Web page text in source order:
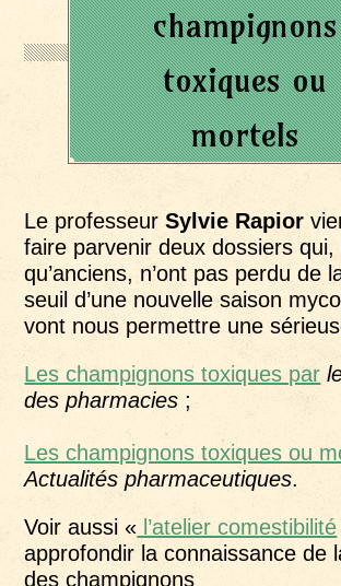
champignons
toxiques ou
mortels
Le professeurSylvie Rapior
faire parvenir deux dossiers qui,
qu’anciens, n’ont pas perdu de
seuil d’une nouvelle saison
vont nous permettre une
Les champignons toxiques par
des pharmacies;
Les champignons toxiques ou
Actualités pharmaceutiques.
Voir aussi « l’atelier comestibilité
approfondir la connaissance de
des champignons